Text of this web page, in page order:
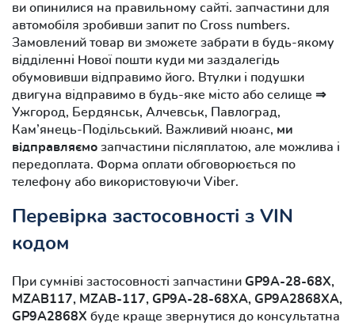
ви опинилися на правильному сайті. запчастини для
автомобіля зробивши запит по Cross numbers.
Замовлений товар ви зможете забрати в будь-якому
відділенні Нової пошти куди ми заздалегідь
обумовивши відправимо його. Втулки і подушки
двигуна відправимо в будь-яке місто або селище ⇒
Ужгород, Бердянськ, Алчевськ, Павлоград,
Кам’янець-Подільський. Важливий нюанс, ми
відправляємо запчастини післяплатою, але можлива і
передоплата. Форма оплати обговорюється по
телефону або використовуючи Viber.
Перевірка застосовності з VIN
кодом
При сумніві застосовності запчастини GP9A-28-68X,
MZAB117, MZAB-117, GP9A-28-68XA, GP9A2868XA,
GP9A2868X буде краще звернутися до консультатна